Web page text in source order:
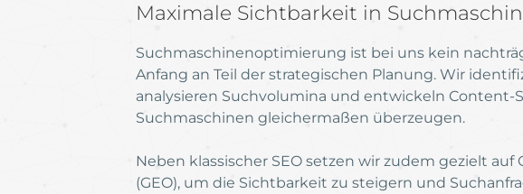
Maximale Sichtbarkeit in
Suchmaschinenoptimierung ist bei uns kein
Anfang an Teil der strategischen Planung. Wir
analysieren Suchvolumina und entwickeln
Suchmaschinen gleichermaßen überzeugen.
Neben klassischer SEO setzen wir zudem gezielt
(GEO), um die Sichtbarkeit zu steigern und